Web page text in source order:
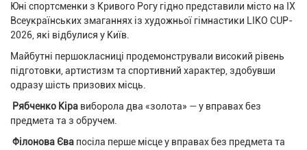
Юні спортсменки з Кривого Рогу гідно представили місто на ІХ
Всеукраїнських змаганнях із художньої гімнастики LIKO CUP-
2026, які відбулися у Київ.
Майбутні першокласниці продемонстрували високий рівень
підготовки, артистизм та спортивний характер, здобувши
одразу шість призових місць.
Рябченко Кіра виборола два «золота» — у вправах без
предмета та з обручем.
Філонова Єва посіла перше місце у вправах без предмета та